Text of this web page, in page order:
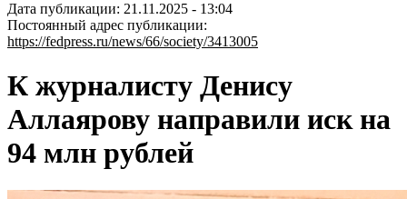
Дата публикации: 21.11.2025 - 13:04
Постоянный адрес публикации:
https://fedpress.ru/news/66/society/3413005
К журналисту Денису
Аллаярову направили иск на
94 млн рублей